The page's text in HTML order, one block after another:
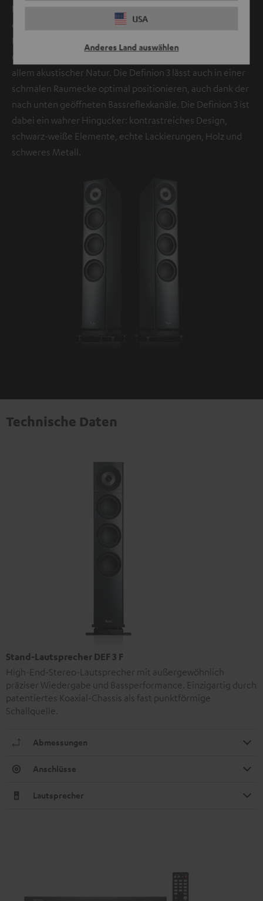
USA
Anderes Land auswählen
konnte eine sehr schmale Gesamtform realisiert werden,
die sich dezent in moderne Lebenswelten einfügt.
den Raum nicht mehr dominieren – seine Präsenz ist vor
allem akustischer Natur. Die Definion 3 lässt auch in einer
schmalen Raumecke optimal positionieren, auch dank der
nach unten geöffneten Bassreflexkanäle. Die Definion 3 ist
dabei ein wahrer Hingucker: kontrastreiches Design,
schwarz-weiße Elemente, echte Lackierungen, Holz und
schweres Metall.
Technische Daten
Stand-Lautsprecher DEF 3 F
High-End-Stereo-Lautsprecher mit außergewöhnlich
präziser Wiedergabe und Bassperformance. Einzigartig durch
patentiertes Koaxial-Chassis als fast punktförmige
Schallquelle.
Abmessungen
Anschlüsse
Lautsprecher